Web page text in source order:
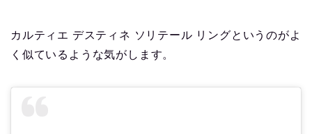
カルティエ デスティネ ソリテール リングというのがよ
く似ているような気がします。